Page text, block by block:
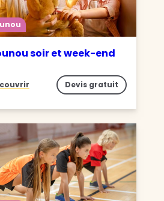
soir et week-end
Devis gratuit